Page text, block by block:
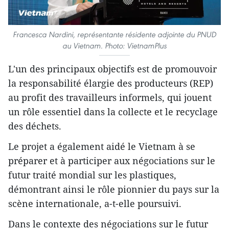
Francesca Nardini, représentante résidente adjointe du PNUD
au Vietnam. Photo: VietnamPlus
L'un des principaux objectifs est de promouvoir
la responsabilité élargie des producteurs (REP)
au profit des travailleurs informels, qui jouent
un rôle essentiel dans la collecte et le recyclage
des déchets.
Le projet a également aidé le Vietnam à se
préparer et à participer aux négociations sur le
futur traité mondial sur les plastiques,
démontrant ainsi le rôle pionnier du pays sur la
scène internationale, a-t-elle poursuivi.
Dans le contexte des négociations sur le futur